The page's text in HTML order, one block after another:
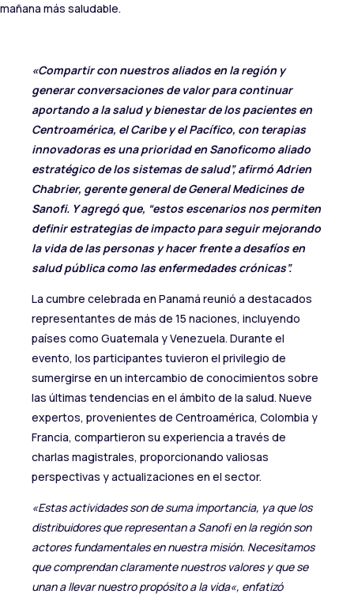
mañana más saludable.
«Compartir con nuestrosaliadosen la región y
generar conversaciones de valor paracontinuar
aportando a la salud ybienestar delos pacientes en
Centroamérica, el Caribe y el Pacífico, conterapias
innovadoras es una prioridadenSanoficomo aliado
estratégico de los sistemas de salud”,afirmó Adrien
Chabrier, gerentegeneral de General Medicines de
Sanofi. Y agregó que, “estos escenarios nos permiten
definir estrategias de impactoparaseguir mejorando
la vida de las personasy hacer frente a desafíos en
salud pública como las enfermedades crónicas”.
La cumbre celebrada en Panamá reunió a destacados
representantes de más de 15 naciones, incluyendo
países como Guatemala y Venezuela. Durante el
evento, los participantes tuvieron el privilegio de
sumergirse en un intercambio de conocimientos sobre
las últimas tendencias en el ámbito de la salud. Nueve
expertos, provenientes de Centroamérica, Colombia y
Francia, compartieron su experiencia a través de
charlas magistrales, proporcionando valiosas
perspectivas y actualizaciones en el sector.
«Estas actividades son de suma importancia, ya que los
distribuidores que representan a Sanofi en la región son
actores fundamentales en nuestra misión. Necesitamos
que comprendan claramente nuestros valores y quese
unan a llevar nuestro propósitoa la vida«, enfatizó